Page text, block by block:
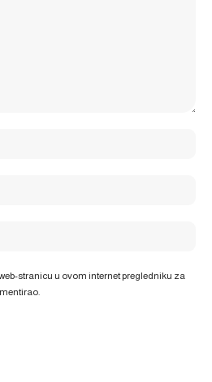
stranicu u ovom internet pregledniku za